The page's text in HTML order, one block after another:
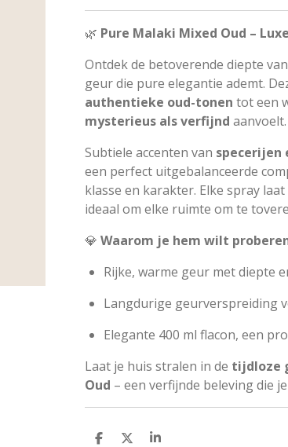
🌿 Pure Malaki Mixed Oud –
Ontdek de betoverende diepte van
geur die pure elegantie ademt.
authentieke oud-tonen tot een
mysterieus als verfijnd aanvoelt.
Subtiele accenten van specerijen
een perfect uitgebalanceerde
klasse en karakter. Elke spray
ideaal om elke ruimte om te
💎 Waarom je hem wilt
Rijke, warme geur met diepte
Langdurige geurverspreiding
Elegante 400 ml flacon, een
Laat je huis stralen in de tijdloze
Oud – een verfijnde beleving die
D
D
S